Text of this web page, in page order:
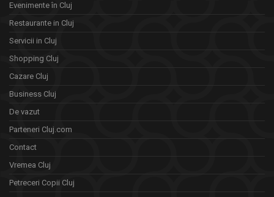
Evenimente în Cluj
Restaurante in Cluj
Servicii in Cluj
Shopping Cluj
Cazare Cluj
Business Cluj
De vazut
Parteneri Cluj.com
Contact
Vremea Cluj
Petreceri Copii Cluj